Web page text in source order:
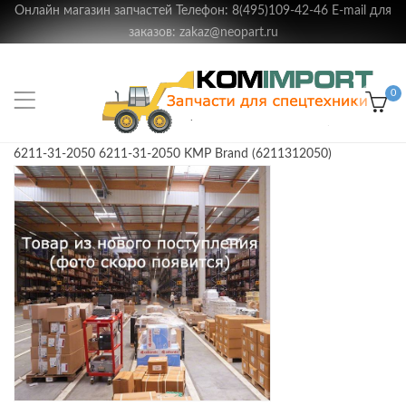
Онлайн магазин запчастей Телефон: 8(495)109-42-46 E-mail для
заказов: zakaz@neopart.ru
0
6211-31-2050 6211-31-2050 KMP Brand (6211312050)